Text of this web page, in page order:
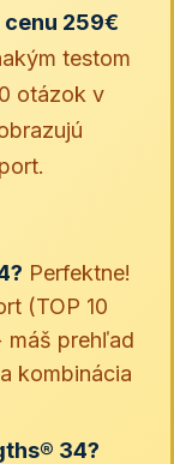
259€
testom
otázok v
Perfektne!
(TOP 10
máš prehľad
kombinácia
34?